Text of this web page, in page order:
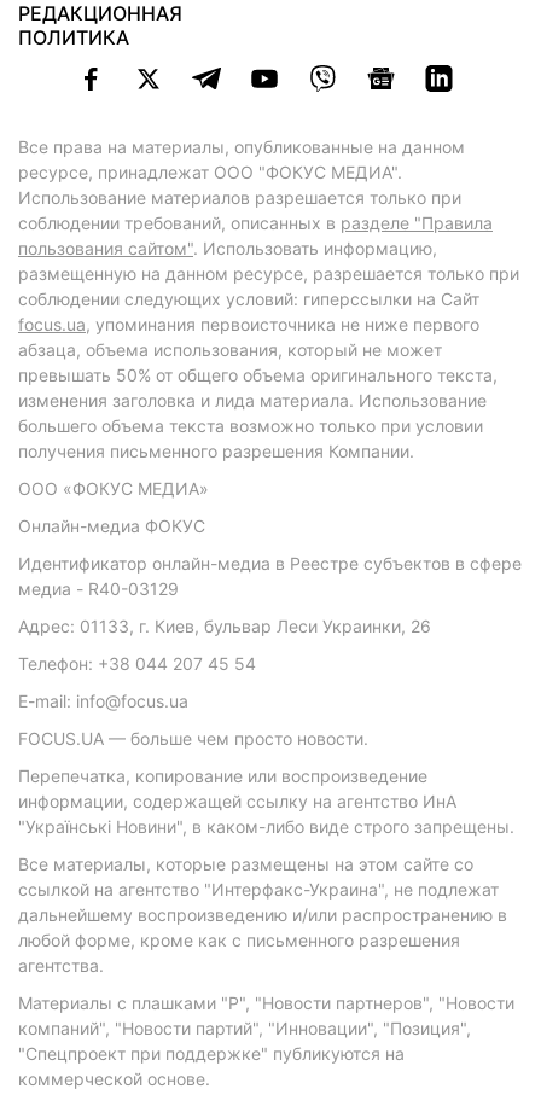
РЕДАКЦИОННАЯ
ПОЛИТИКА
Все права на материалы, опубликованные на данном
ресурсе, принадлежат ООО "ФОКУС МЕДИА".
Использование материалов разрешается только при
соблюдении требований, описанных в разделе "Правила
пользования сайтом". Использовать информацию,
размещенную на данном ресурсе, разрешается только при
соблюдении следующих условий: гиперссылки на Сайт
focus.ua, упоминания первоисточника не ниже первого
абзаца, объема использования, который не может
превышать 50% от общего объема оригинального текста,
изменения заголовка и лида материала. Использование
большего объема текста возможно только при условии
получения письменного разрешения Компании.
ООО «ФОКУС МЕДИА»
Онлайн-медиа ФОКУС
Идентификатор онлайн-медиа в Реестре субъектов в сфере
медиа - R40-03129
Адрес: 01133, г. Киев, бульвар Леси Украинки, 26
Телефон: +38 044 207 45 54
E-mail: info@focus.ua
FOCUS.UA — больше чем просто новости.
Перепечатка, копирование или воспроизведение
информации, содержащей ссылку на агентство ИнА
"Українські Новини", в каком-либо виде строго запрещены.
Все материалы, которые размещены на этом сайте со
ссылкой на агентство "Интерфакс-Украина", не подлежат
дальнейшему воспроизведению и/или распространению в
любой форме, кроме как с письменного разрешения
агентства.
Материалы с плашками "Р", "Новости партнеров", "Новости
компаний", "Новости партий", "Инновации", "Позиция",
"Спецпроект при поддержке" публикуются на
коммерческой основе.